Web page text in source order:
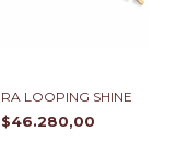
LOOPING SHINE